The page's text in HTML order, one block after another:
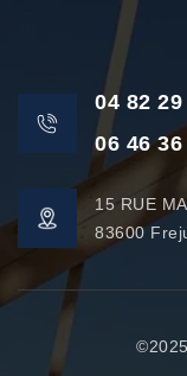
04 82
06 46
15 RUE
83600